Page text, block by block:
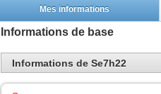
Mes informations
Informations de base
Informations de Se7h22